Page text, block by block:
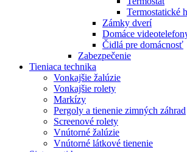
Termostatické
Zámky dverí
Domáce
Čidlá pre domácnosť
Zabezpečenie
Tieniaca technika
Vonkajšie žalúzie
Vonkajšie rolety
Markízy
Pergoly a tienenie zimných záhrad
Screenové rolety
Vnútorné žalúzie
Vnútorné látkové tienenie